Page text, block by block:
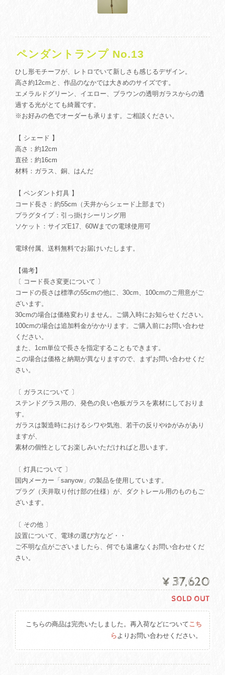
ペンダントランプ No.13
ひし形モチーフが、レトロでいて新しさも感じるデザイン。
高さ約12cmと、作品のなかでは大きめのサイズです。
エメラルドグリーン、イエロー、ブラウンの透明ガラスからの透
過する光がとても綺麗です。
※お好みの色でオーダーも承ります。ご相談ください。
【 シェード 】
高さ：約12cm
直径：約16cm
材料：ガラス、銅、はんだ
【 ペンダント灯具 】
コード長さ：約55cm（天井からシェード上部まで）
プラグタイプ：引っ掛けシーリング用
ソケット：サイズE17、60Wまでの電球使用可
電球付属、送料無料でお届けいたします。
【備考】
〔 コード長さ変更について 〕
コードの長さは標準の55cmの他に、30cm、100cmのご用意がご
ざいます。
30cmの場合は価格変わりません。ご購入時にお知らせください。
100cmの場合は追加料金がかかります。ご購入前にお問い合わせ
ください。
また、1cm単位で長さを指定することもできます。
この場合は価格と納期が異なりますので、まずお問い合わせくだ
さい。
〔 ガラスについて 〕
ステンドグラス用の、発色の良い色板ガラスを素材にしておりま
す。
ガラスは製造時におけるシワや気泡、若干の反りやゆがみがあり
ますが、
素材の個性としてお楽しみいただければと思います。
〔 灯具について 〕
国内メーカー「sanyow」の製品を使用しています。
プラグ（天井取り付け部の仕様）が、ダクトレール用のものもご
ざいます。
〔 その他 〕
設置について、電球の選び方など・・
ご不明な点がございましたら、何でも遠慮なくお問い合わせくだ
さい。
¥37,620
SOLD OUT
こちらの商品は完売いたしました。再入荷などについてこち
らよりお問い合わせください。